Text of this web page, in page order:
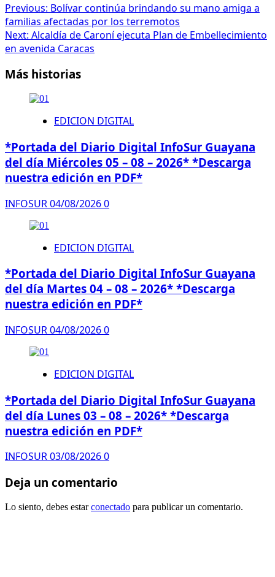
Previous: Bolívar continúa brindando su mano amiga a
familias afectadas por los terremotos
Next: Alcaldía de Caroní ejecuta Plan de Embellecimiento
en avenida Caracas
Más historias
EDICION DIGITAL
*Portada del Diario Digital InfoSur Guayana
del día Miércoles 05 – 08 – 2026* *Descarga
nuestra edición en PDF*
INFOSUR04/08/20260
EDICION DIGITAL
*Portada del Diario Digital InfoSur Guayana
del día Martes 04 – 08 – 2026* *Descarga
nuestra edición en PDF*
INFOSUR04/08/20260
EDICION DIGITAL
*Portada del Diario Digital InfoSur Guayana
del día Lunes 03 – 08 – 2026* *Descarga
nuestra edición en PDF*
INFOSUR03/08/20260
Deja un comentario
Lo siento, debes estarconectado para publicar un comentario.